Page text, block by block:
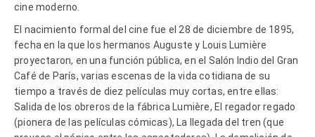
cine moderno.
El nacimiento formal del cine fue el 28 de diciembre de 1895,
fecha en la que los hermanos Auguste y Louis Lumière
proyectaron, en una función pública, en el Salón Indio del Gran
Café de París, varias escenas de la vida cotidiana de su
tiempo a través de diez películas muy cortas, entre ellas:
Salida de los obreros de la fábrica Lumière, El regador regado
(pionera de las películas cómicas), La llegada del tren (que